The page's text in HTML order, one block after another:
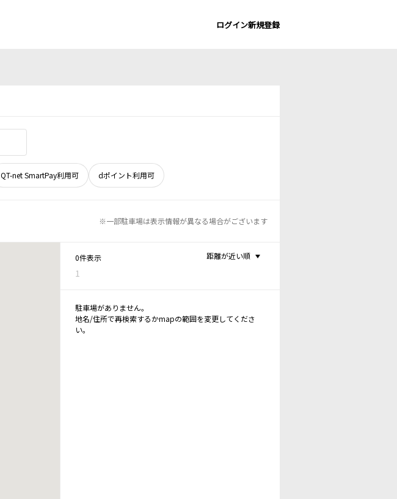
ログイン新規登録
QT-net SmartPay利用可 dポイント利用可
※一部駐車場は表示情報が異なる場合がございます
0件表示
1
距離が近い順
駐車場がありません。
地名/住所で再検索するかmapの範囲を変更してくださ
い。